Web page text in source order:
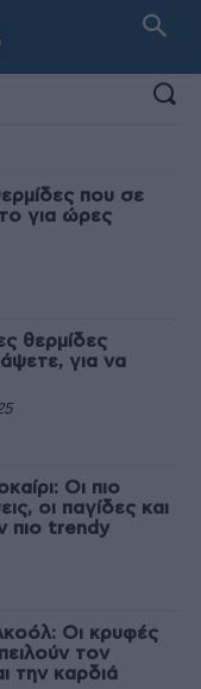
που σε
για ώρες
θερμίδες
για να
Οι πιο
οι παγίδες και
πιο trendy
Οι κρυφές
τον
την καρδιά